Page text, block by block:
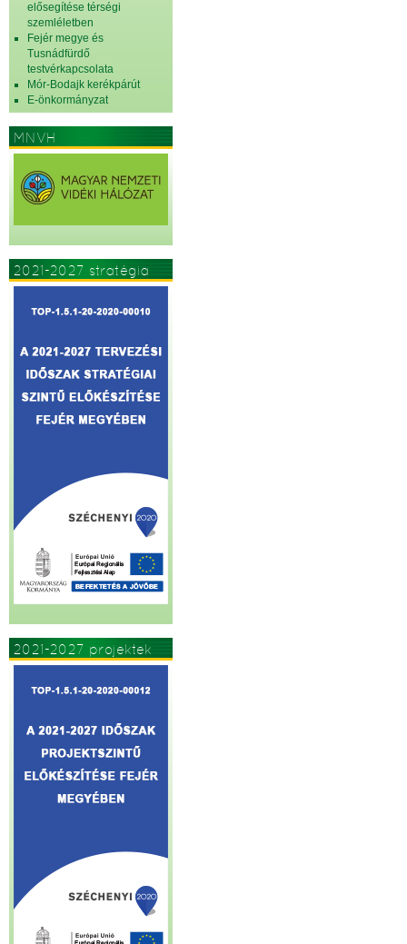
elősegítése térségi
szemléletben
Fejér megye és
Tusnádfürdő
testvérkapcsolata
Mór-Bodajk kerékpárút
E-önkormányzat
MNVH
2021-2027 stratégia
2021-2027 projektek